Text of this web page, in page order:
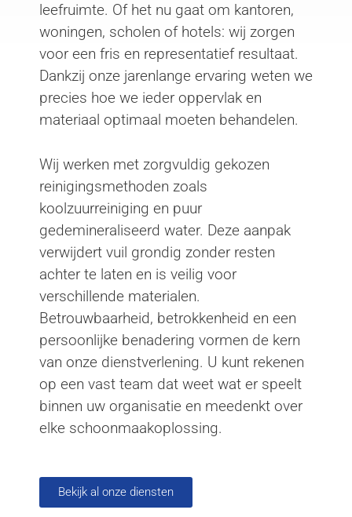
leefruimte. Of het nu gaat om kantoren,
woningen, scholen of hotels: wij zorgen
voor een fris en representatief resultaat.
Dankzij onze jarenlange ervaring weten we
precies hoe we ieder oppervlak en
materiaal optimaal moeten behandelen.
Wij werken met zorgvuldig gekozen
reinigingsmethoden zoals
koolzuurreiniging en puur
gedemineraliseerd water. Deze aanpak
verwijdert vuil grondig zonder resten
achter te laten en is veilig voor
verschillende materialen.
Betrouwbaarheid, betrokkenheid en een
persoonlijke benadering vormen de kern
van onze dienstverlening. U kunt rekenen
op een vast team dat weet wat er speelt
binnen uw organisatie en meedenkt over
elke schoonmaakoplossing.
Bekijk al onze diensten